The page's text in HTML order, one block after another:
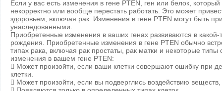
Если у вас есть изменения в гене PTEN, ген или белок, который
некорректно или вообще перестать работать. Это может
здоровьем, включая рак. Изменения в гене PTEN могут быть
унаследованными.
Приобретенные изменения в ваших генах развиваются в
рождения. Приобретенные изменения в гене PTEN обычно
типах рака, включая рак простаты, рак матки и некоторые
изменения в вашем гене PTEN:
 Может произойти, если ваши клетки совершают ошибку при
клетки.
 Может произойти, если вы подверглись воздействию